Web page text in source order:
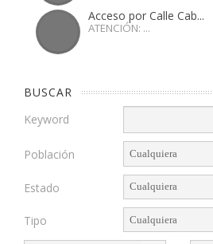
Acceso por Calle Cab...
ATENCIÓN: ...
BUSCAR
Keyword
Población
Estado
Tipo